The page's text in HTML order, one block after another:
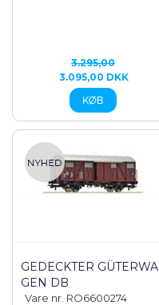
3.295,00
3.095,00 DKK
GEDECKTER GÜTERWA
GEN DB
Vare nr. RO6600274